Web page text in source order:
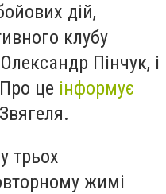
дій,
клубу
Олександр Пінчук, і
це інформує
трьох
жимі